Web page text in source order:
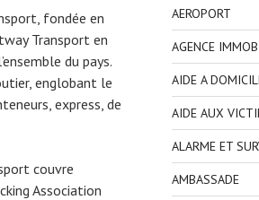
fondée en
Transport en
du pays.
englobant le
express, de
couvre
Association
AEROPORT
AGENCE
AIDE A
AIDE AUX
ALARME ET
AMBASSADE